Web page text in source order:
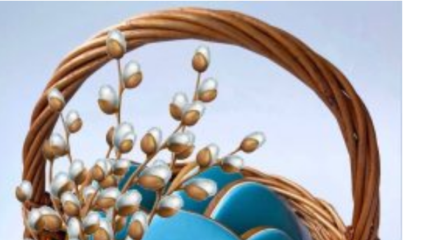
публично выступают против насилия со стороны режима после
фальсифицированных президентских выборов 2020 года или […]